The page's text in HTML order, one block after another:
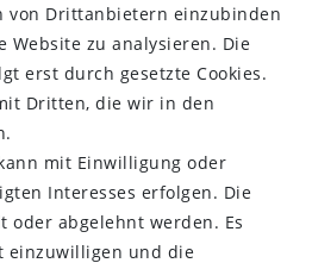
DHL
Zahlungseingang bis 13:00 Uhr
von Drittanbietern einzubinden
Website zu analysieren. Die
erst durch gesetzte Cookies.
Dritten, die wir in den
mit Einwilligung oder
Interesses erfolgen. Die
oder abgelehnt werden. Es
einzuwilligen und die